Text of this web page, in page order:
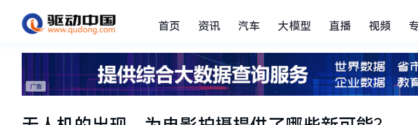
首页 资讯 汽车 大模型 直播 视频